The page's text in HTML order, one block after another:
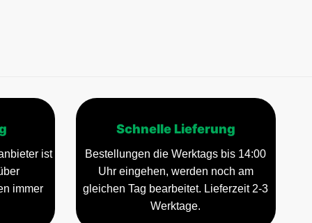
ist
immer
Schnelle Lieferung
Bestellungen die Werktags bis 14:00
Uhr eingehen, werden noch am
gleichen Tag bearbeitet. Lieferzeit 2-3
Werktage.